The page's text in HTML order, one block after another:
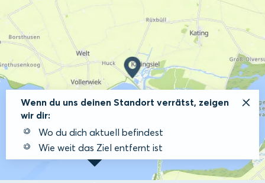
Wenn du uns deinen Standort verrätst, zeigen
wir dir:
Wo du dich aktuell befindest
Wie weit das Ziel entfernt ist